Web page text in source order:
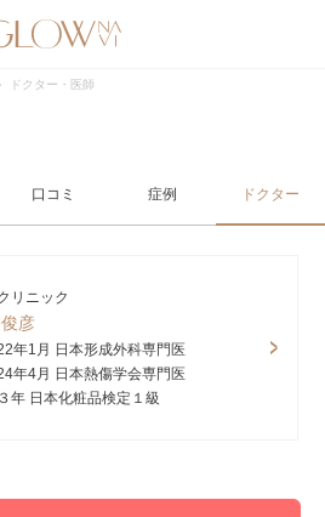
ドクター・医師
口コミ 症例 ドクター
リニック
彦
年1月 日本形成外科専門医
年4月 日本熱傷学会専門医
年 日本化粧品検定１級